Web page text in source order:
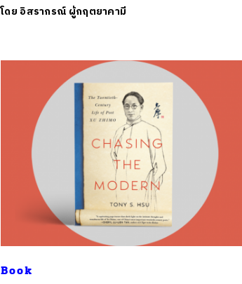
โดย อิสรากรณ์ ผู้กฤตยาคามี
Book
SHARE TWEET LINE EMAIL